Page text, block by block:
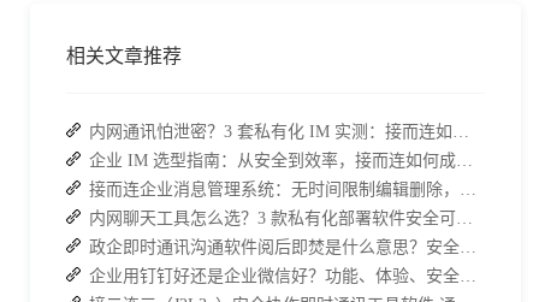
相关文章推荐
内网通讯怕泄密？3 套私有化 IM 实测：接而连如何筑牢安全防线并提效
企业 IM 选型指南：从安全到效率，接而连如何成为中大型企业首选
接而连企业消息管理系统：无时间限制编辑删除，守护沟通安全
内网聊天工具怎么选？3 款私有化部署软件安全可靠又高效
政企即时通讯沟通软件阅后即焚是什么意思？安全聊天软件介绍
企业用钉钉好还是企业微信好？功能、体验、安全性全面分析